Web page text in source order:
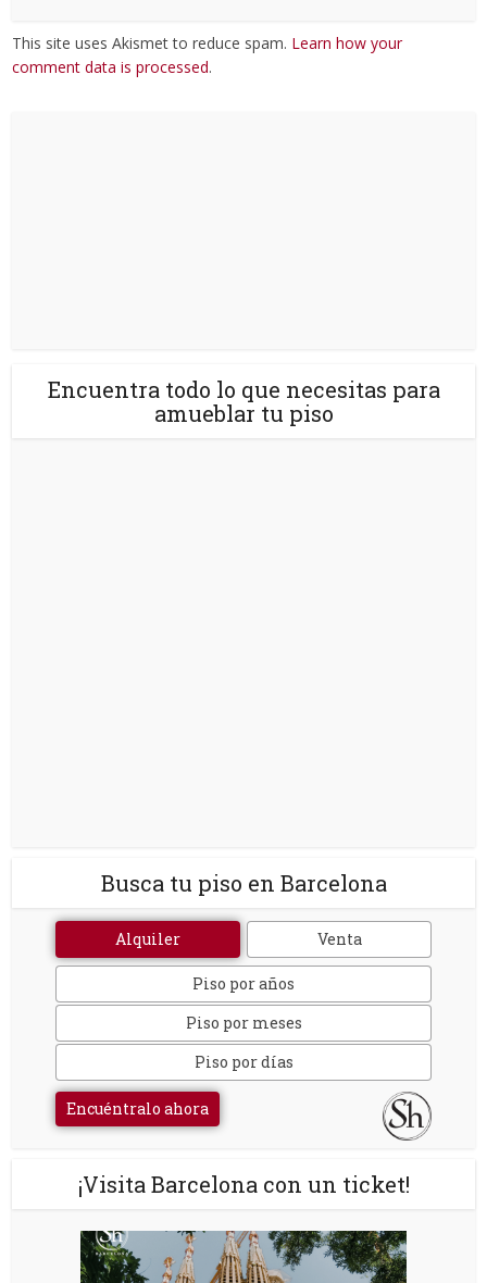
This site uses Akismet to reduce spam. Learn how your
comment data is processed.
Encuentra todo lo que necesitas para
amueblar tu piso
Busca tu piso en Barcelona
Alquiler Venta
Piso por años
Piso por meses
Piso por días
Encuéntralo ahora
¡Visita Barcelona con un ticket!